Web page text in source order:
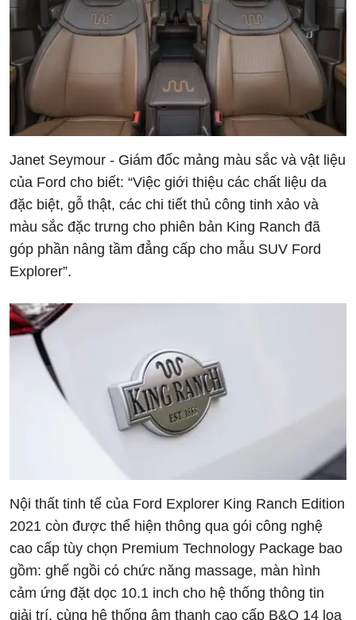
Janet Seymour - Giám đốc mảng màu sắc và vật liệu
của Ford cho biết: “Việc giới thiệu các chất liệu da
đặc biệt, gỗ thật, các chi tiết thủ công tinh xảo và
màu sắc đặc trưng cho phiên bản King Ranch đã
góp phần nâng tầm đẳng cấp cho mẫu SUV Ford
Explorer”.
Nội thất tinh tế của Ford Explorer King Ranch Edition
2021 còn được thể hiện thông qua gói công nghệ
cao cấp tùy chọn Premium Technology Package bao
gồm: ghế ngồi có chức năng massage, màn hình
cảm ứng đặt dọc 10.1 inch cho hệ thống thông tin
giải trí, cùng hệ thống âm thanh cao cấp B&O 14 loa